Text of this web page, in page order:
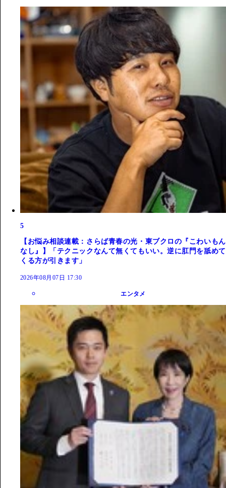
5
【お悩み相談連載：さらば青春の光・東ブクロの『こわいもん
なし』】「テクニックなんて無くてもいい。逆に肛門を舐めて
くる方が引きます」
2026年08月07日 17:30
エンタメ